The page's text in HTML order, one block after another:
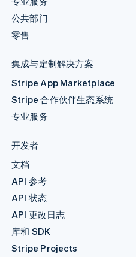
公共部门
零售
集成与定制解决方案
Stripe App Marketplace
Stripe 合作伙伴生态系统
专业服务
开发者
文档
API 参考
API 状态
API 更改日志
库和 SDK
Stripe Projects